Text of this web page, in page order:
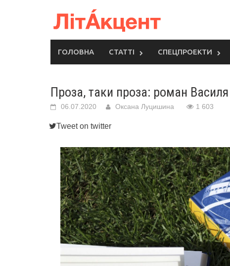
ГОЛОВНА СТАТТІ СПЕЦПРОЕКТИ
Проза, таки проза: роман
06.07.2020 Оксана Луцишина 1 603
Tweet on twitter